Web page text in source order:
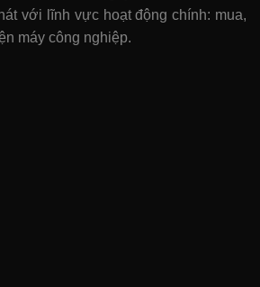
với lĩnh vực hoạt động chính: mua,
máy công nghiệp.